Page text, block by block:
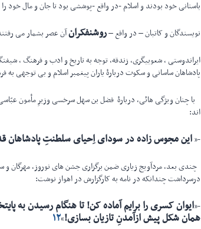
باستانی خود بودند و اسلام -در واقع -پوششی بود تا جان و مال خود
نویسندگان و کاتبان – در واقع –روشنفکرانآن عصر بشمار می
ایراندوستی ، شعوبیگری، زندقه، توجه به تاریخ و ادب و فرهنگ ،
پادشاهان ساسانی و سکوت دربارۀ یاران پیغمبر اسلام و بی توجهی به
با چنان ویژگی هائی، دربارۀ فضل بن سهل سرخسی وزیرِ مأمون
اند:
-«این مجوس زاده در سودای اِحیای سلطنتِ پادشاهان
چندی بعد، مردآویج زیاری ضمن برگزاری جشن های نوروز، مهرگان
درسرداشت چندانکه در نامه به کارگزارش در اهواز نوشت:
-«ایوان کسری را برایم آماده کن! تا هنگام رسیدن به
همان شکل پیش ازآمدنِ تازیان بسازی!
»۱۲